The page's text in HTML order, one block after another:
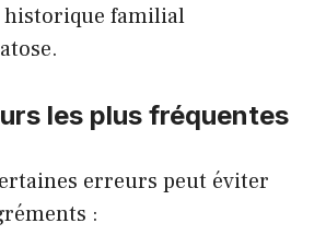
historique familial
les plus fréquentes
erreurs peut éviter
: